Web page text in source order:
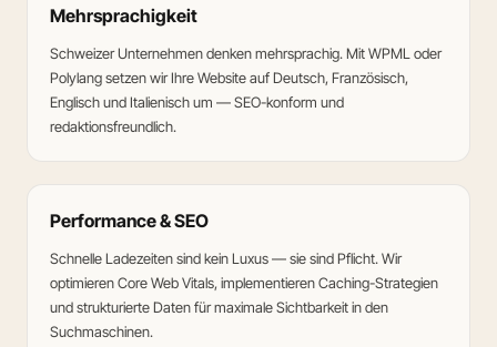
Mehrsprachigkeit
Schweizer Unternehmen denken mehrsprachig. Mit WPML oder
Polylang setzen wir Ihre Website auf Deutsch, Französisch,
Englisch und Italienisch um — SEO-konform und
redaktionsfreundlich.
Performance & SEO
Schnelle Ladezeiten sind kein Luxus — sie sind Pflicht. Wir
optimieren Core Web Vitals, implementieren Caching-Strategien
und strukturierte Daten für maximale Sichtbarkeit in den
Suchmaschinen.